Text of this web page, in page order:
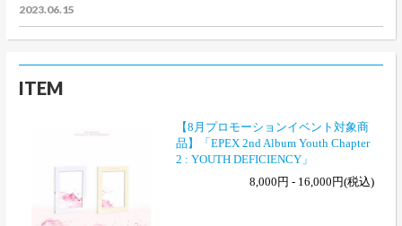
2023.06.15
ITEM
【8月プロモーションイベント対象商
品】「EPEX 2nd Album Youth Chapter
2 : YOUTH DEFICIENCY」
8,000円 - 16,000円(税込)